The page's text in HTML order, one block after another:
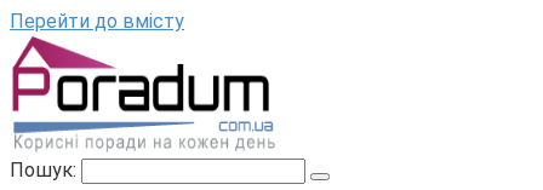
Перейти до вмісту
Пошук: